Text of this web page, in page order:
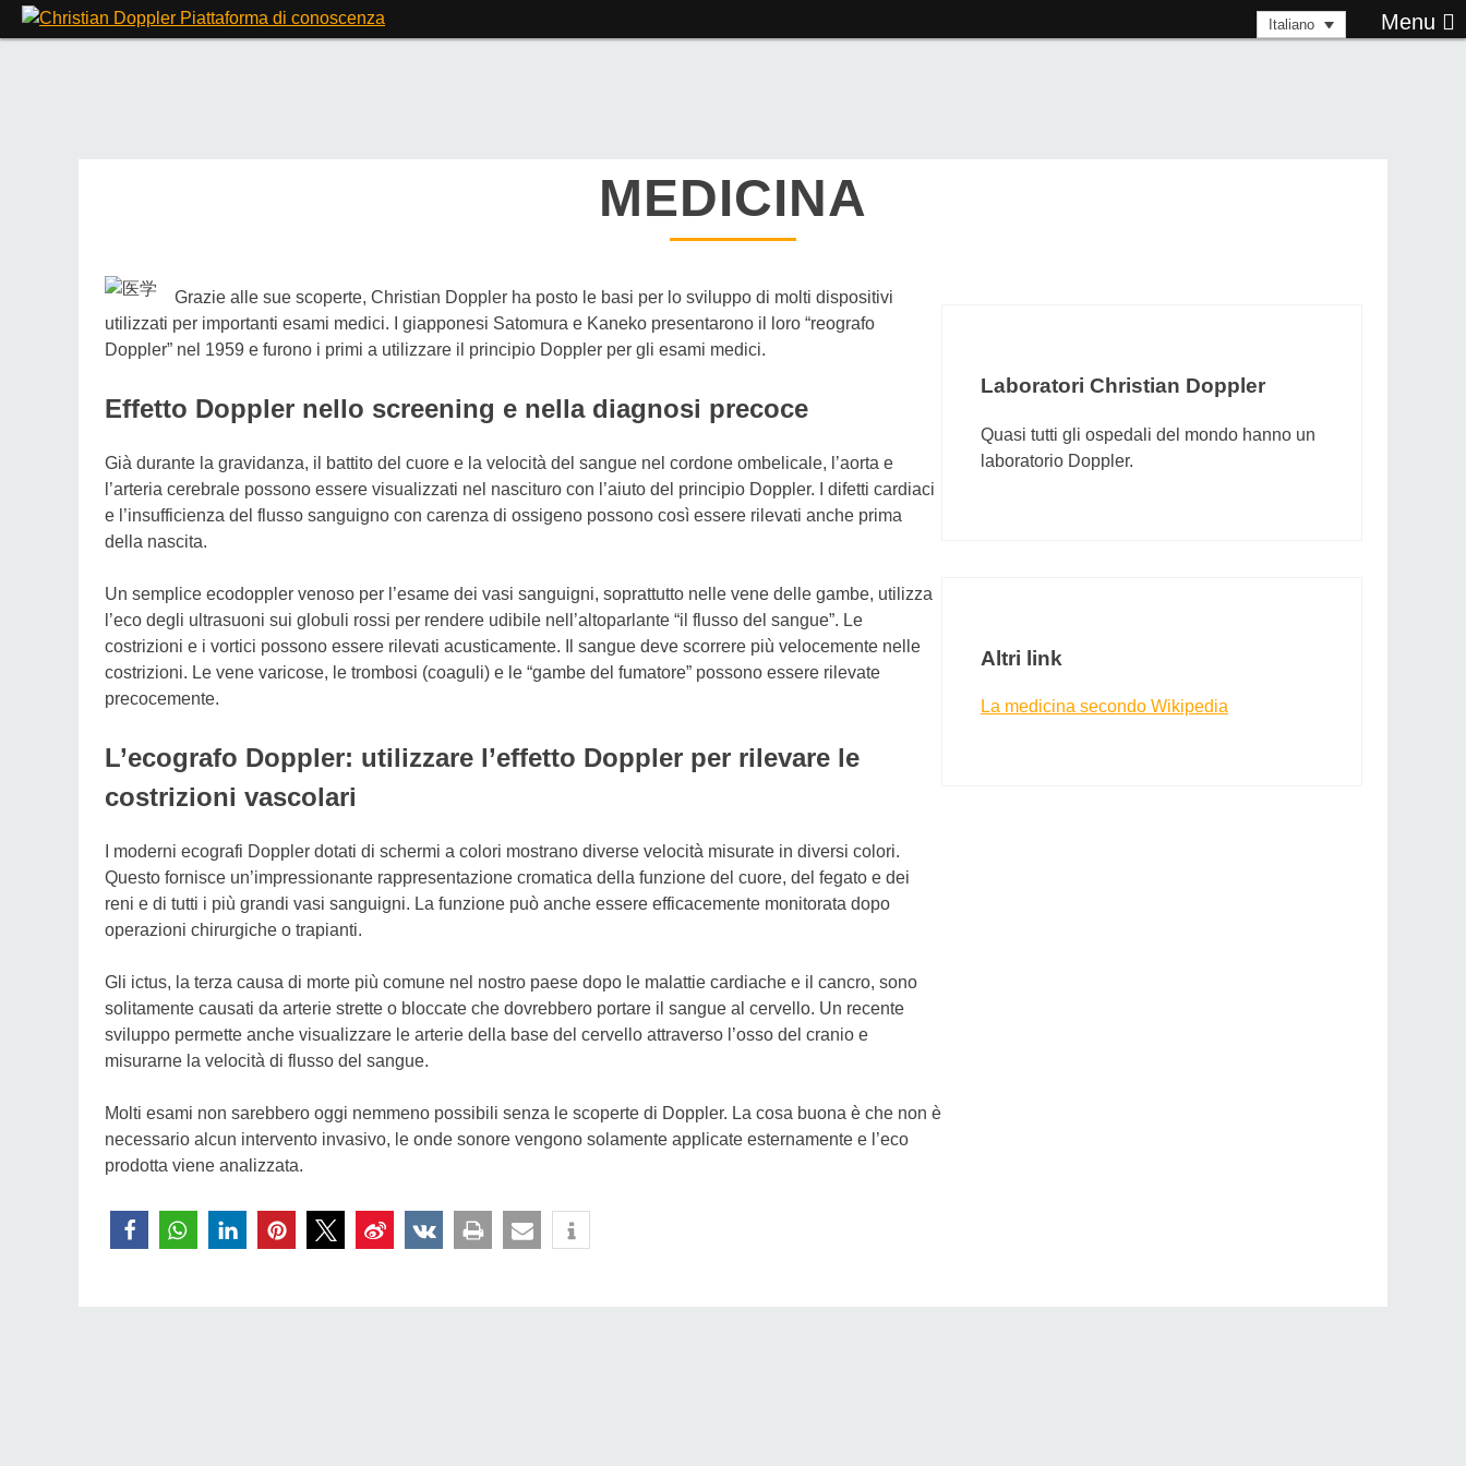
Skip
to
Italiano Menu
MEDICINA
Grazie alle sue scoperte, Christian Doppler ha posto le basi per lo sviluppo di molti dispositivi
utilizzati per importanti esami medici. I giapponesi Satomura e Kaneko presentarono il loro “reografo
Doppler” nel 1959 e furono i primi a utilizzare il principio Doppler per gli esami medici.
Effetto Doppler nello screening e nella diagnosi precoce
Già durante la gravidanza, il battito del cuore e la velocità del sangue nel cordone ombelicale, l’aorta e
l’arteria cerebrale possono essere visualizzati nel nascituro con l’aiuto del principio Doppler. I difetti cardiaci
e l’insufficienza del flusso sanguigno con carenza di ossigeno possono così essere rilevati anche prima
della nascita.
Un semplice ecodoppler venoso per l’esame dei vasi sanguigni, soprattutto nelle vene delle gambe, utilizza
l’eco degli ultrasuoni sui globuli rossi per rendere udibile nell’altoparlante “il flusso del sangue”. Le
costrizioni e i vortici possono essere rilevati acusticamente. Il sangue deve scorrere più velocemente nelle
costrizioni. Le vene varicose, le trombosi (coaguli) e le “gambe del fumatore” possono essere rilevate
precocemente.
L’ecografo Doppler: utilizzare l’effetto Doppler per rilevare le
costrizioni vascolari
I moderni ecografi Doppler dotati di schermi a colori mostrano diverse velocità misurate in diversi colori.
Questo fornisce un’impressionante rappresentazione cromatica della funzione del cuore, del fegato e dei
reni e di tutti i più grandi vasi sanguigni. La funzione può anche essere efficacemente monitorata dopo
operazioni chirurgiche o trapianti.
Gli ictus, la terza causa di morte più comune nel nostro paese dopo le malattie cardiache e il cancro, sono
solitamente causati da arterie strette o bloccate che dovrebbero portare il sangue al cervello. Un recente
sviluppo permette anche visualizzare le arterie della base del cervello attraverso l’osso del cranio e
misurarne la velocità di flusso del sangue.
Molti esami non sarebbero oggi nemmeno possibili senza le scoperte di Doppler. La cosa buona è che non è
necessario alcun intervento invasivo, le onde sonore vengono solamente applicate esternamente e l’eco
prodotta viene analizzata.
Laboratori Christian Doppler
Quasi tutti gli ospedali del mondo hanno un
laboratorio Doppler.
Altri link
La medicina secondo Wikipedia